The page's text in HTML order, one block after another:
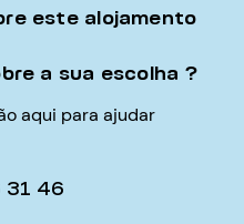
este alojamento
a sua escolha ?
aqui para ajudar
31 46